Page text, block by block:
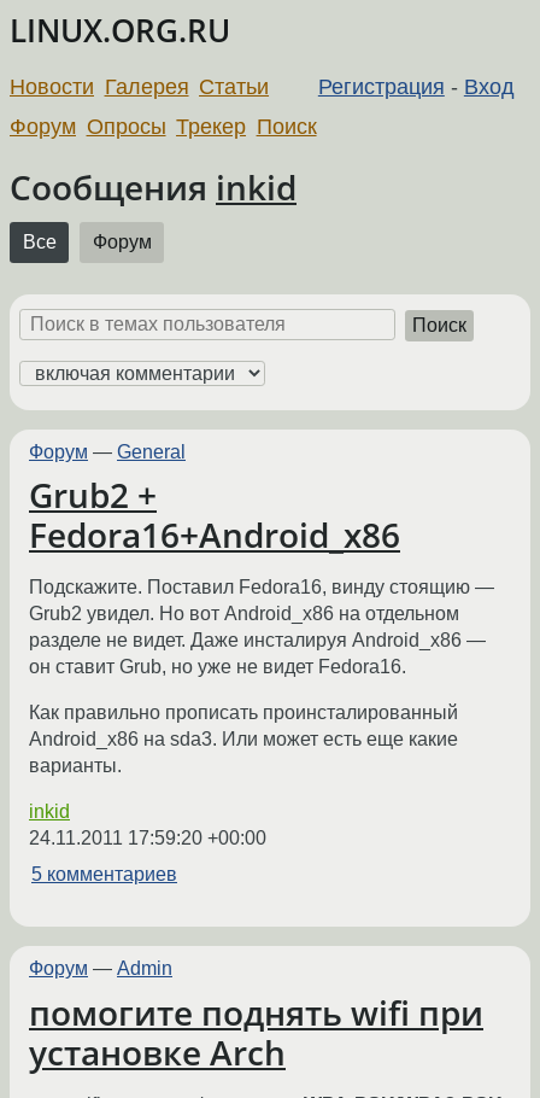
LINUX.ORG.RU
Регистрация - Вход
Новости Галерея Статьи
Форум Опросы Трекер Поиск
Сообщения inkid
Все Форум
Поиск
Форум — General
Grub2 +
Fedora16+Android_x86
Подскажите. Поставил Fedora16, винду стоящию —
Grub2 увидел. Но вот Android_x86 на отдельном
разделе не видет. Даже инсталируя Android_x86 —
он ставит Grub, но уже не видет Fedora16.
Как правильно прописать проинсталированный
Android_x86 на sda3. Или может есть еще какие
варианты.
inkid
24.11.2011 17:59:20 +00:00
5 комментариев
Форум — Admin
помогите поднять wifi при
установке Arch